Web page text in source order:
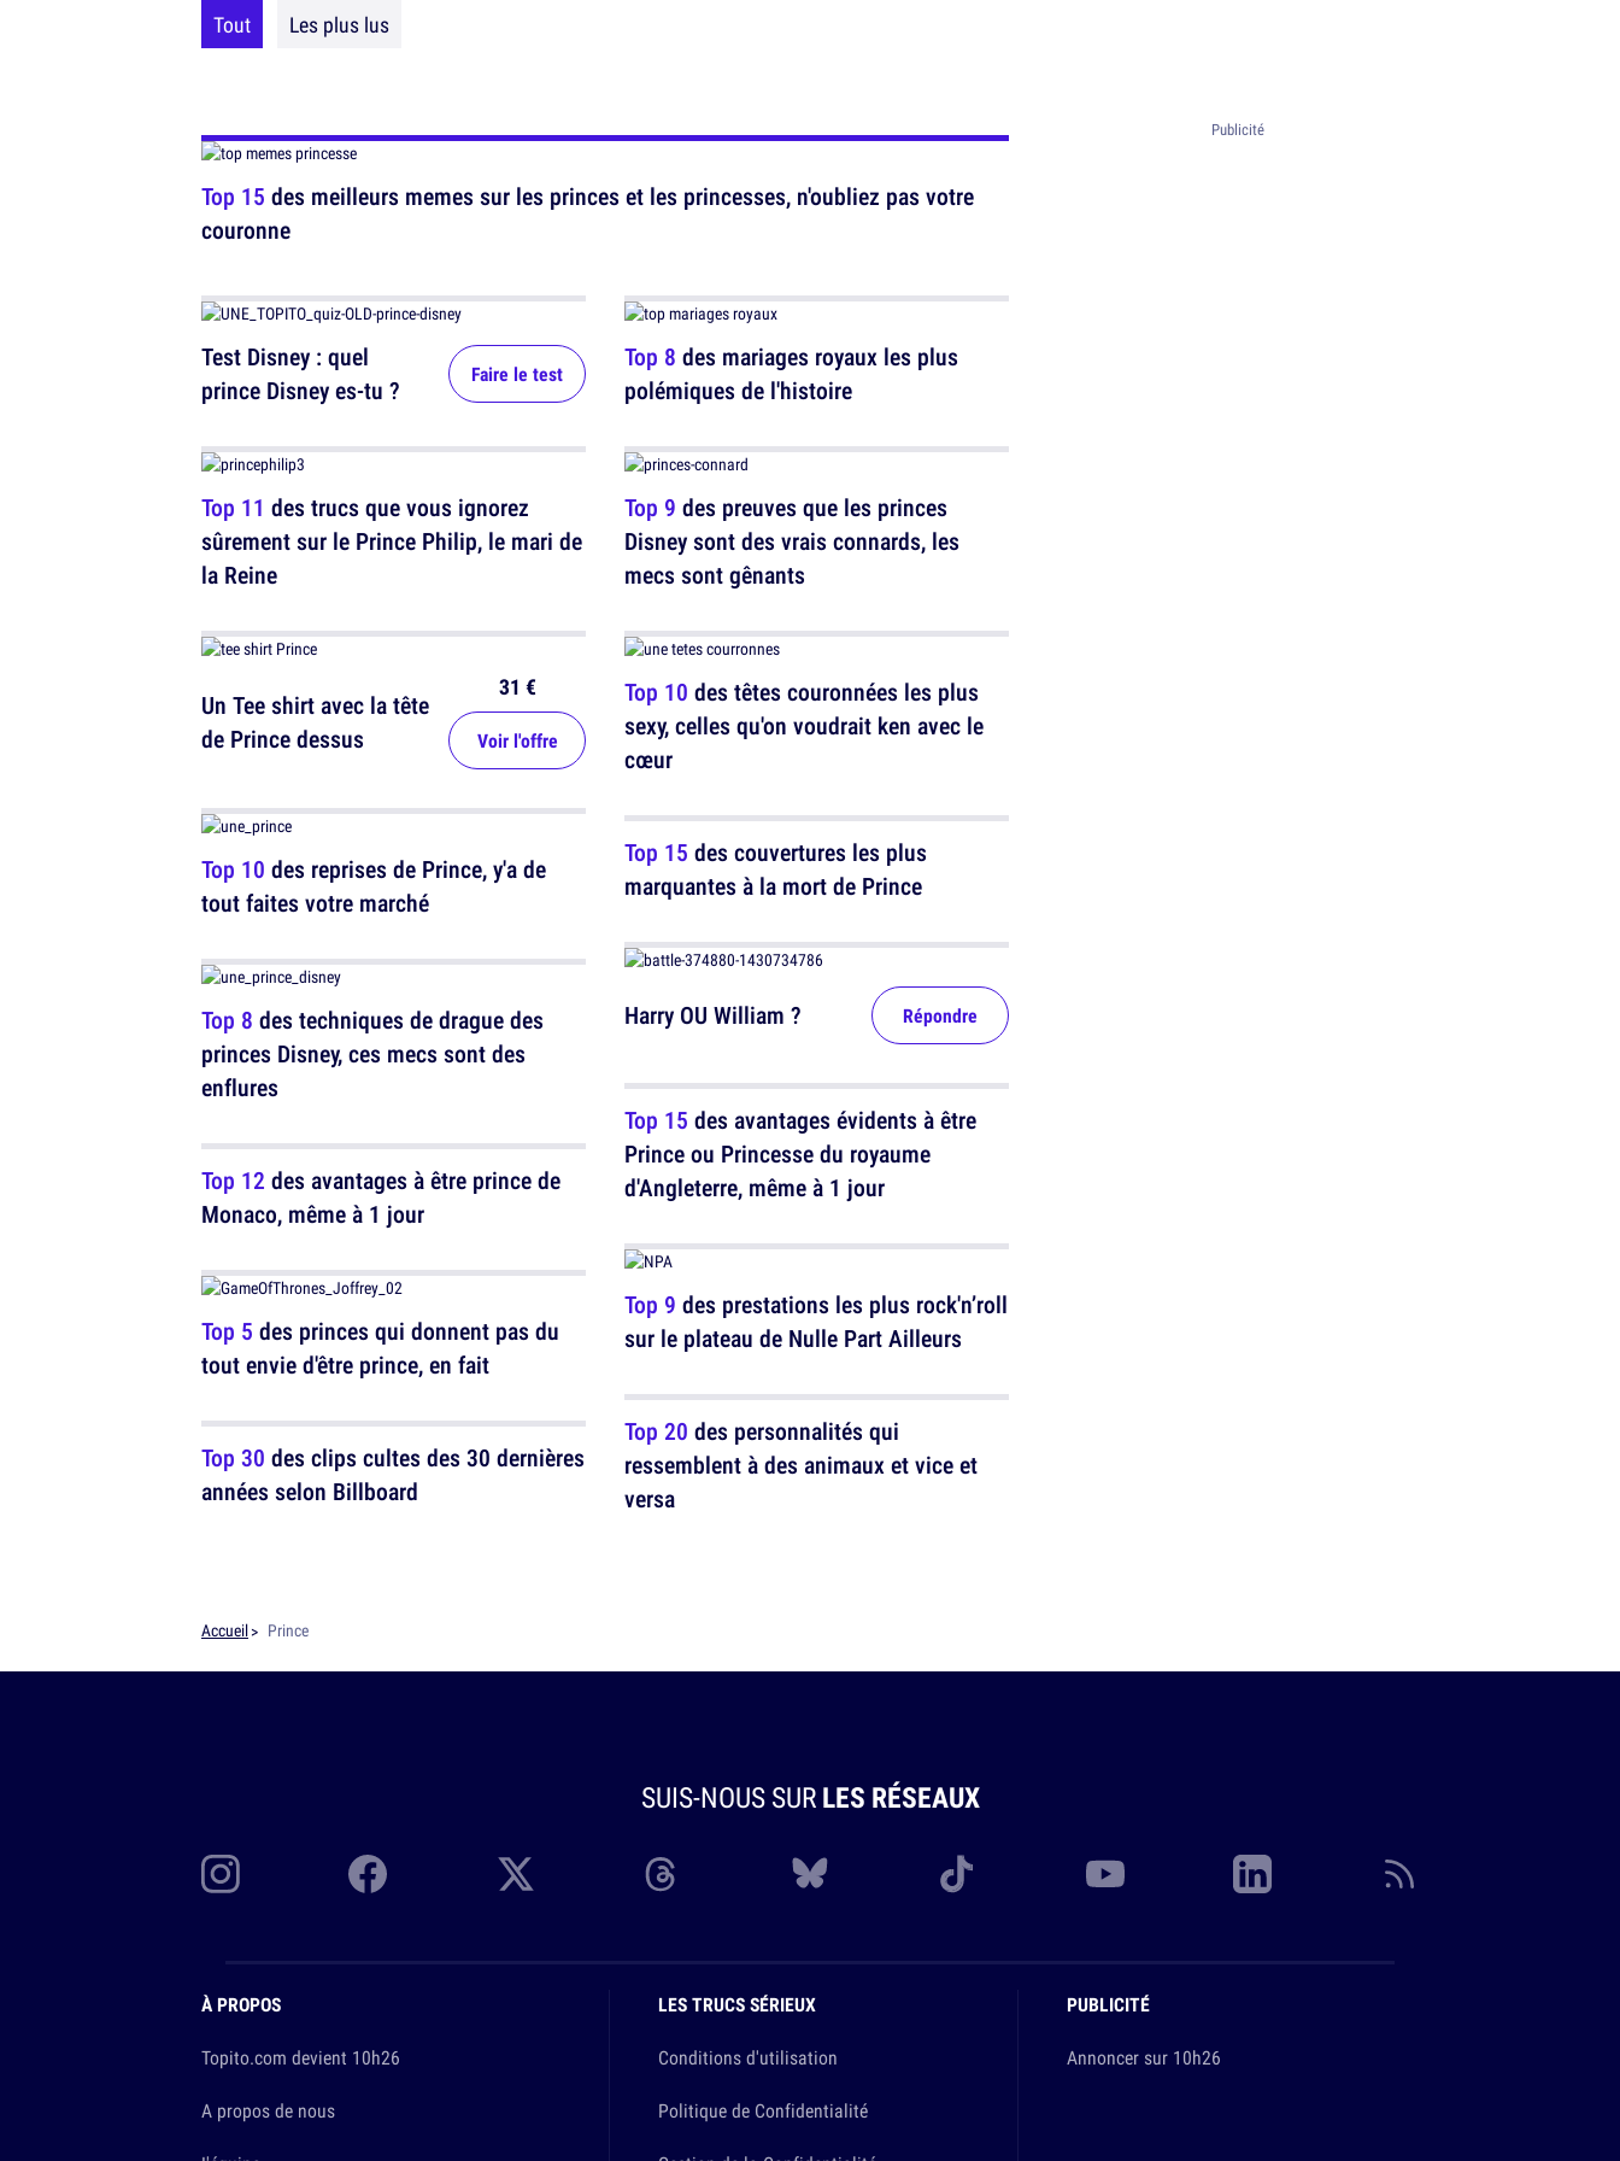
Tout Les plus lus
Top 15 des meilleurs memes sur les princes et les princesses, n'oubliez pas votre
couronne
Test Disney : quel
prince Disney es-tu ?
Faire le test
Top 11 des trucs que vous ignorez
sûrement sur le Prince Philip, le mari de
la Reine
Un Tee shirt avec la tête
de Prince dessus
31 €
Voir l'offre
Top 10 des reprises de Prince, y'a de
tout faites votre marché
Top 8 des techniques de drague des
princes Disney, ces mecs sont des
enflures
Top 12 des avantages à être prince de
Monaco, même à 1 jour
Top 5 des princes qui donnent pas du
tout envie d'être prince, en fait
Top 30 des clips cultes des 30 dernières
années selon Billboard
Top 8 des mariages royaux les plus
polémiques de l'histoire
Top 9 des preuves que les princes
Disney sont des vrais connards, les
mecs sont gênants
Top 10 des têtes couronnées les plus
sexy, celles qu'on voudrait ken avec le
cœur
Top 15 des couvertures les plus
marquantes à la mort de Prince
Harry OU William ? Répondre
Top 15 des avantages évidents à être
Prince ou Princesse du royaume
d'Angleterre, même à 1 jour
Top 9 des prestations les plus rock'n’roll
sur le plateau de Nulle Part Ailleurs
Top 20 des personnalités qui
ressemblent à des animaux et vice et
versa
Accueil Prince
SUIS-NOUS SURLES RÉSEAUX
À PROPOS
Topito.com devient 10h26
A propos de nous
LES TRUCS SÉRIEUX
Conditions d'utilisation
Politique de Confidentialité
PUBLICITÉ
Annoncer sur 10h26